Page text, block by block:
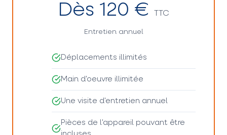
Dès 120 € TTC
Entretien annuel
Déplacements illimités
Main d'oeuvre illimitée
Une visite d'entretien annuel
Pièces de l'appareil pouvant être